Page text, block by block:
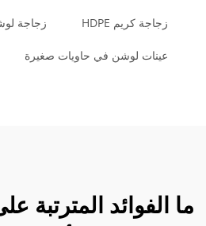
زجاجة كريم HDPE زجاجة
عينات لوشن في حاويات صغيرة
ما الفوائد المترتبة